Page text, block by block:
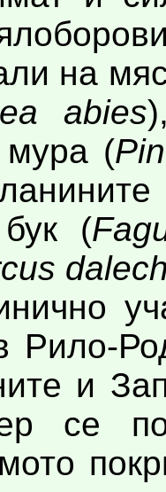
на
abies
(
(
Рило-
и
се